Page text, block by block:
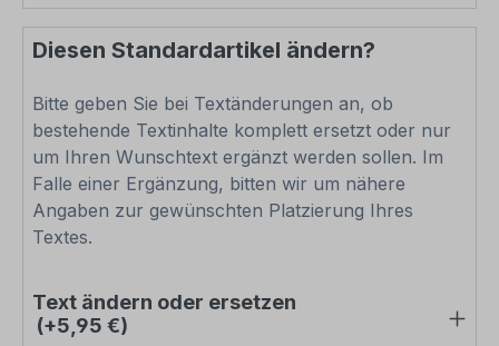
Diesen Standardartikel ändern?
Bitte geben Sie bei Textänderungen an, ob
bestehende Textinhalte komplett ersetzt oder nur
um Ihren Wunschtext ergänzt werden sollen. Im
Falle einer Ergänzung, bitten wir um nähere
Angaben zur gewünschten Platzierung Ihres
Textes.
Text ändern oder ersetzen
(+5,95 €)